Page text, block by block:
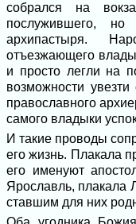
собрался на
послужившего,
архипастыря.
отъезжающе­го
и просто легли на
возможности
православного
самого владыки
И такие проводы
его жизнь. Плакала
его именуют
Ярославль, плакала
ставшим для них